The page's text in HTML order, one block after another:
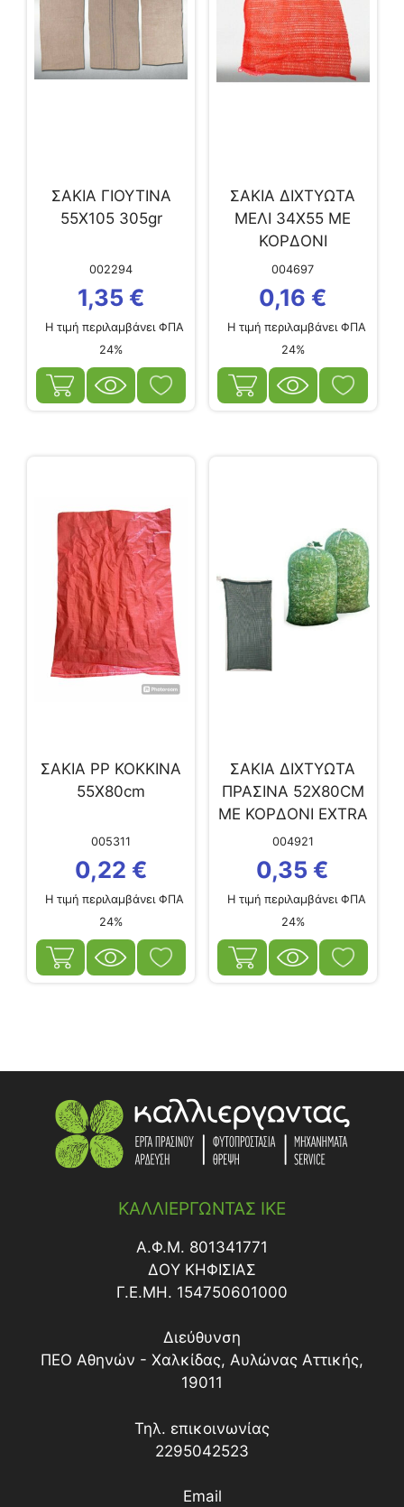
ΣΑΚΙΑ ΓΙΟΥΤΙΝΑ
55Χ105 305gr
002294
1,35 €
Η τιμή περιλαμβάνει ΦΠΑ
24%
ΣΑΚΙΑ ΔΙΧΤΥΩΤΑ
ΜΕΛΙ 34Χ55 ΜΕ
ΚΟΡΔΟΝΙ
004697
0,16 €
Η τιμή περιλαμβάνει ΦΠΑ
24%
ΣΑΚΙΑ PP ΚΟΚΚΙΝΑ
55Χ80cm
005311
0,22 €
Η τιμή περιλαμβάνει ΦΠΑ
24%
ΣΑΚΙΑ ΔΙΧΤΥΩΤΑ
ΠΡΑΣΙΝΑ 52Χ80CM
ΜΕ ΚΟΡΔΟΝΙ EXTRA
004921
0,35 €
Η τιμή περιλαμβάνει ΦΠΑ
24%
ΚΑΛΛΙΕΡΓΩΝΤΑΣ ΙΚΕ
Α.Φ.Μ. 801341771
ΔΟY ΚΗΦΙΣΙΑΣ
Γ.Ε.ΜΗ. 154750601000
Διεύθυνση
ΠΕΟ Αθηνών - Χαλκίδας, Αυλώνας Αττικής,
19011
Τηλ. επικοινωνίας
2295042523
Email